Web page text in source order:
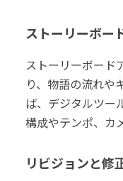
ストーリーボー
ストーリーボード
り、物語の流れや
ば、デジタルツー
構成やテンポ、カ
リビジョンと修